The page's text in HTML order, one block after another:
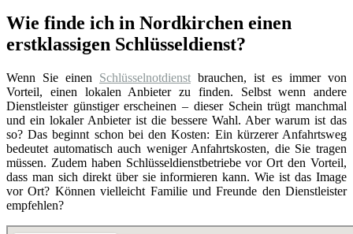
Wie finde ich in Nordkirchen einen
erstklassigen Schlüsseldienst?
Wenn Sie einen Schlüsselnotdienst brauchen, ist es immer von
Vorteil, einen lokalen Anbieter zu finden. Selbst wenn andere
Dienstleister günstiger erscheinen – dieser Schein trügt manchmal
und ein lokaler Anbieter ist die bessere Wahl. Aber warum ist das
so? Das beginnt schon bei den Kosten: Ein kürzerer Anfahrtsweg
bedeutet automatisch auch weniger Anfahrtskosten, die Sie tragen
müssen. Zudem haben Schlüsseldienstbetriebe vor Ort den Vorteil,
dass man sich direkt über sie informieren kann. Wie ist das Image
vor Ort? Können vielleicht Familie und Freunde den Dienstleister
empfehlen?